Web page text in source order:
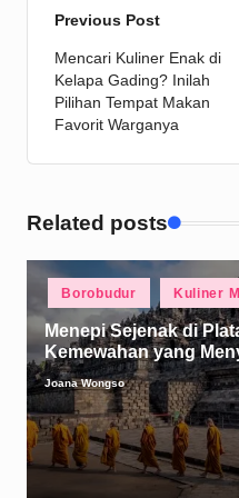
Post
navigation
Previous Post
Mencari Kuliner Enak di
Kelapa Gading? Inilah
Pilihan Tempat Makan
Favorit Warganya
Related posts
Borobudur Kuliner
Menepi Sejenak di
Kemewahan yang
Posted
Joana Wongso